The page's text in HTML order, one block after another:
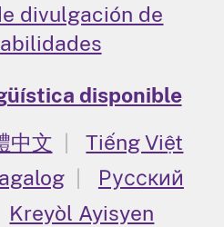
divulgación de
disponible
中文
Tiếng Việt
Русский
Kreyòl Ayisyen